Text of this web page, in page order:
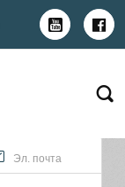
 

Эл. почта